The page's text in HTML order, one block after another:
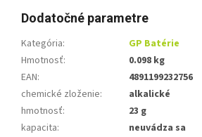
Dodatočné parametre
Kategória:
GP Batérie
Hmotnosť:
0.098 kg
EAN:
4891199232756
chemické zloženie:
alkalické
hmotnosť:
23 g
kapacita:
neuvádza sa